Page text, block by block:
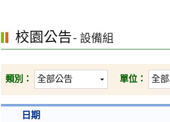
校園公告- 設備組
類別： 單位：
日期